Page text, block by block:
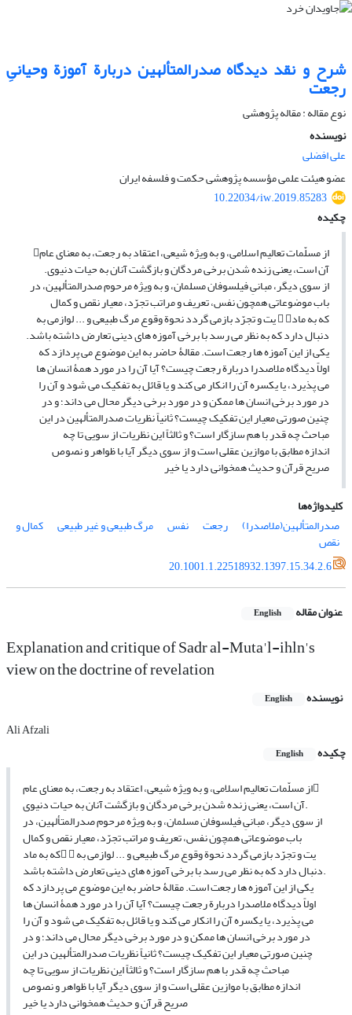
شرح و نقد دیدگاه صدرالمتألهین دربارة آموزة وحیانیِ
رجعت
نوع مقاله : مقاله پژوهشی
نویسنده
علی افضلی
عضو هیئت علمی مؤسسه پژوهشی حکمت و فلسفه ایران
10.22034/iw.2019.85283
چکیده
از مسلّمات تعالیم اسلامی، و به ویژه شیعی، اعتقاد به رجعت، به معنای عام
آن است، یعنی زنده شدن برخی مردگان و بازگشت آنان به حیات دنیوی.
از سوی دیگر، مبانیِ فیلسوفان مسلمان، و به ویژه مرحوم صدرالمتألهین، در
باب موضوعاتی همچون نفس، تعریف و مراتب تجرّد، معیار نقص و کمال
که به ماد  یت و تجرّد بازمی گردد نحوة وقوع مرگ طبیعی و ... لوازمی به
دنبال دارد که به نظر می رسد با برخی آموزه های دینی تعارض داشته باشد.
یکی از این آموزه ها رجعت است. مقالۀ حاضر به این موضوع می پردازد که
اولاً دیدگاه ملاصدرا دربارة رجعت چیست؟ آیا آن را در مورد همۀ انسان ها
می پذیرد، یا یکسره آن را انکار می کند و یا قائل به تفکیک می شود و آن را
در مورد برخی انسان ها ممکن و در مورد برخی دیگر محال می داند؛ و در
چنین صورتی معیار این تفکیک چیست؟ ثانیاً نظریات صدرالمتألهین در این
مباحث چه قدر با هم سازگار است؟ و ثالثاً این نظریات از سویی تا چه
اندازه مطابق با موازین عقلی است و از سوی دیگر آیا با ظواهر و نصوص
صریح قرآن و حدیث همخوانی دارد یا خیر
کلیدواژه‌ها
صدرالمتألهین(ملاصدرا)
رجعت نفس مرگ طبیعی و غیر طبیعی کمال و
نقص
20.1001.1.22518932.1397.15.34.2.6
عنوان مقاله English
Explanation and critique of Sadr al-Muta'l-ihln's
view on the doctrine of revelation
نویسنده English
Ali Afzali
چکیده
English
از مسلّمات تعالیم اسلامی، و به ویژه شیعی، اعتقاد به رجعت، به معنای عام
آن است، یعنی زنده شدن برخی مردگان و بازگشت آنان به حیات دنیوی.
از سوی دیگر، مبانیِ فیلسوفان مسلمان، و به ویژه مرحوم صدرالمتألهین، در
باب موضوعاتی همچون نفس، تعریف و مراتب تجرّد، معیار نقص و کمال
که به ماد  یت و تجرّد بازمی گردد نحوة وقوع مرگ طبیعی و ... لوازمی به
دنبال دارد که به نظر می رسد با برخی آموزه های دینی تعارض داشته باشد.
یکی از این آموزه ها رجعت است. مقالۀ حاضر به این موضوع می پردازد که
اولاً دیدگاه ملاصدرا دربارة رجعت چیست؟ آیا آن را در مورد همۀ انسان ها
می پذیرد، یا یکسره آن را انکار می کند و یا قائل به تفکیک می شود و آن را
در مورد برخی انسان ها ممکن و در مورد برخی دیگر محال می داند؛ و در
چنین صورتی معیار این تفکیک چیست؟ ثانیاً نظریات صدرالمتألهین در این
مباحث چه قدر با هم سازگار است؟ و ثالثاً این نظریات از سویی تا چه
اندازه مطابق با موازین عقلی است و از سوی دیگر آیا با ظواهر و نصوص
صریح قرآن و حدیث همخوانی دارد یا خیر